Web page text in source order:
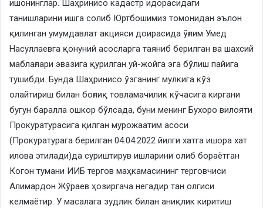
ишонинглар. Шаҳринисо кадастр идорасидаги
танишларини ишга солиб Юртбошимиз томонидан эълон
қилинган умумдавлат акцияси доирасида ўғлим Умед
Насуллаевга қонуний асосларга таяниб берилган ва шахсий
маблағлари эвазига қурилган уй-жойга эга бўлиш пайига
тушибди. Бунда Шаҳринисо ўзганинг мулкига кўз
олайтириш билан боғлиқ товламачилик кўчасига киргани
бугун баралла ошкор бўлсада, буни менинг Бухоро вилояти
Прокуратурасига қилган мурожаатим асоси
(Прокуратурага берилган 04.04.2022 йилги хатга ишора хат
илова этилади)да суриштирув ишларини олиб бораётган
Когон тумани ИИБ тергов маҳкамасининг терговчиси
Алимардон Жўраев ҳозиргача негадир тан олгиси
келмаётир. У масалага зудлик билан аниқлик киритиш